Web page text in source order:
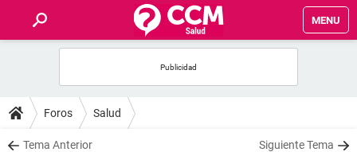
MENU
FOROS
SALUD
Foros Salud
Tema Anterior Siguiente Tema